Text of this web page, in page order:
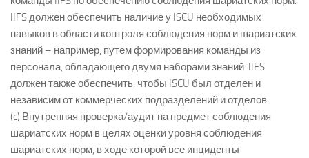
IIFS должен обеспечить наличие у ISCU необходимых
навыков в области контроля соблюдения норм и шариатских
знаний – например, путем формирования команды из
персонала, обладающего двумя наборами знаний. IIFS
должен также обеспечить, чтобы ISCU был отделен и
независим от коммерческих подразделений и отделов.
(c) Внутренняя проверка/аудит на предмет соблюдения
шариатских норм в целях оценки уровня соблюдения
шариатских норм, в ходе которой все инциденты